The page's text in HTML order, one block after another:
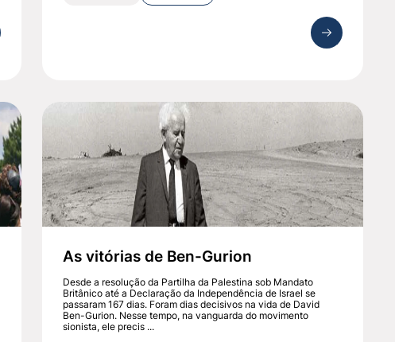
As vitórias de Ben-Gurion
Desde a resolução da Partilha da Palestina sob Mandato
Britânico até a Declaração da Independência de Israel se
passaram 167 dias. Foram dias decisivos na vida de David
Ben-Gurion. Nesse tempo, na vanguarda do movimento
sionista, ele precis ...